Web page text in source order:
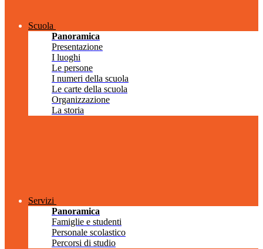
Scuola
Panoramica
Presentazione
I luoghi
Le persone
I numeri della scuola
Le carte della scuola
Organizzazione
La storia
Servizi
Panoramica
Famiglie e studenti
Personale scolastico
Percorsi di studio